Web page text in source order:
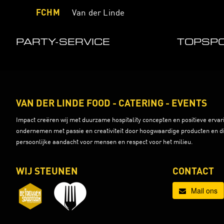
FCHM Van der Linde
PARTY-SERVICE
VAN DER LINDE FOOD - CATERING - EVENTS
Impact creëren wij met duurzame hospitality concepten en positieve
ondernemen met passie en creativiteit door hoogwaardige producten en
persoonlijke aandacht voor mensen en respect voor het milieu.
WIJ STEUNEN CONTACT
Mail ons